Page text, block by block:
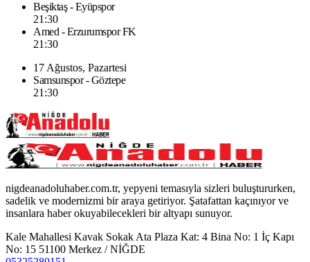
Beşiktaş - Eyüpspor
21:30
Amed - Erzurumspor FK
21:30
17 Ağustos, Pazartesi
Samsunspor - Göztepe
21:30
nigdeanadoluhaber.com.tr, yepyeni temasıyla sizleri buluştururken,
sadelik ve modernizmi bir araya getiriyor. Şatafattan kaçınıyor ve
insanlara haber okuyabilecekleri bir altyapı sunuyor.
Kale Mahallesi Kavak Sokak Ata Plaza Kat: 4 Bina No: 1 İç Kapı
No: 15 51100 Merkez / NİĞDE